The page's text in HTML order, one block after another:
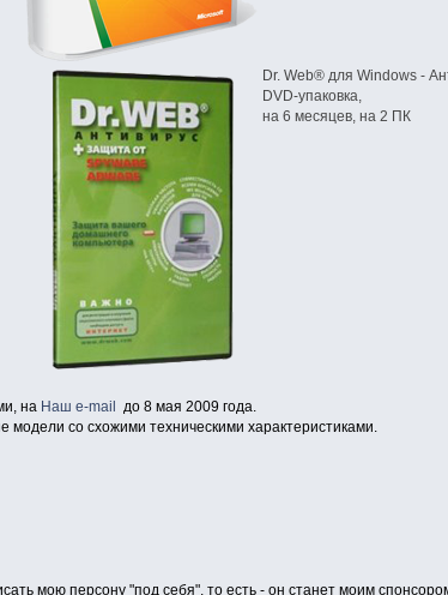
Dr. Web® для Windows -
DVD-упаковка,
на 6 месяцев, на 2 ПК
наНаш e-mail
до 8 мая 2009 года.
со схожими техническими характеристиками.
мою персону "под себя", то есть - он станет моим